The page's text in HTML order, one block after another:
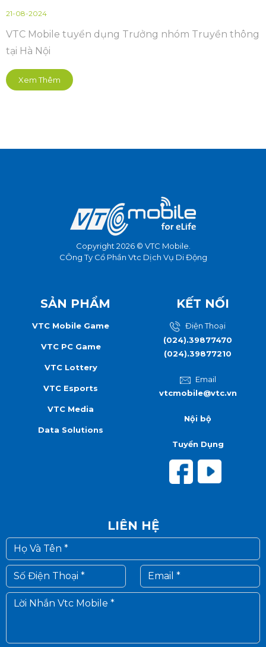
21-08-2024
VTC Mobile tuyển dụng Trưởng nhóm Truyền thông
tại Hà Nội
Xem Thêm
Copyright 2026 © VTC Mobile.
CÔng Ty Cổ Phần Vtc Dịch Vụ Di Động
SẢN PHẨM
VTC Mobile Game
VTC PC Game
VTC Lottery
VTC Esports
VTC Media
Data Solutions
KẾT NỐI
Điện Thoại
(024).39877470
(024).39877210
Email
vtcmobile@vtc.vn
Nội bộ
Tuyển Dụng
LIÊN HỆ